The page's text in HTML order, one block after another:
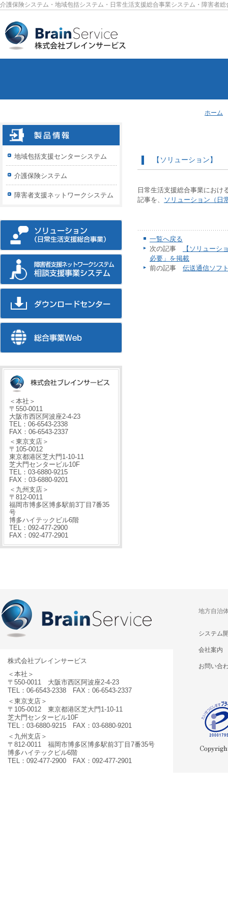
介護保険システム・地域包括システム・日常生活支援総合事業システム・障害者総
ホーム
【ソリューション】
日常生活支援総合事業におけ
記事を、
ソリューション（日
一覧へ戻る
次の記事
【ソリュー
必要」を掲載
前の記事 伝送通信ソフ
地域包括支援センターシステム
介護保険システム
障害者支援ネットワークシステム
＜本社＞
〒550-0011
大阪市西区阿波座2-4-23
TEL：06-6543-2338
FAX：06-6543-2337
＜東京支店＞
〒105-0012
東京都港区芝大門1-10-11
芝大門センタービル10F
TEL：03-6880-9215
FAX：03-6880-9201
＜九州支店＞
〒812-0011
福岡市博多区博多駅前3丁目7番35
号
博多ハイテックビル6階
TEL：092-477-2900
FAX：092-477-2901
株式会社ブレインサービス
＜本社＞
〒550-0011 大阪市西区阿波座2-4-23
TEL：06-6543-2338 FAX：06-6543-2337
＜東京支店＞
〒105-0012 東京都港区芝大門1-10-11
芝大門センタービル10F
TEL：03-6880-9215 FAX：03-6880-9201
＜九州支店＞
〒812-0011 福岡市博多区博多駅前3丁目7番35号
博多ハイテックビル6階
TEL：092-477-2900 FAX：092-477-2901
地方自治
システム
会社案内
お問い合